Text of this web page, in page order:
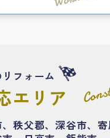
フォーム
エリア
秩父郡、深谷市、寄